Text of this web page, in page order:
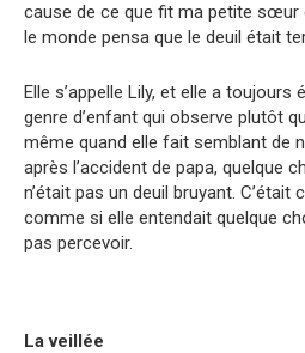
cause de ce que fit ma petite sœur
le monde pensa que le deuil était
Elle s’appelle Lily, et elle a
genre d’enfant qui observe plutôt
même quand elle fait semblant de
après l’accident de papa, quelque
n’était pas un deuil bruyant.
comme si elle entendait quelque
pas percevoir.
La veillée